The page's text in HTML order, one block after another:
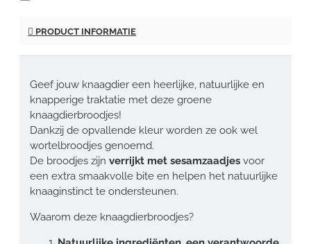
PRODUCT INFORMATIE
Geef jouw knaagdier een heerlijke, natuurlijke en
knapperige traktatie met deze groene
knaagdierbroodjes!
Dankzij de opvallende kleur worden ze ook wel
wortelbroodjes genoemd.
De broodjes zijn verrijkt met sesamzaadjes voor
een extra smaakvolle bite en helpen het natuurlijke
knaaginstinct te ondersteunen.
Waarom deze knaagdierbroodjes?